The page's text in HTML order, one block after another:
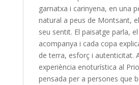
garnatxa i carinyena, en una
natural a peus de Montsant,
seu sentit. El paisatge parla,
acompanya i cada copa
de terra, esforç i autenticitat.
experiència enoturística al
pensada per a persones que